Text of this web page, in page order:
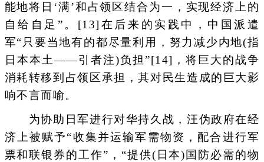
能地将日‘满’和占领区结合为一，实现经济上的
自给自足”。[13]在后来的实践中，中国派遣
军“只要当地有的都尽量利用，努力减少内地(指
日本本土——引者注)负担”[14]，将巨大的战争
消耗转移到占领区承担，其对民生造成的巨大影
响不言而喻。
为协助日军进行对华持久战，汪伪政府在经
济上被赋予“收集并运输军需物资，配合进行军
票和联银券的工作”，“提供(日本)国防必需的物